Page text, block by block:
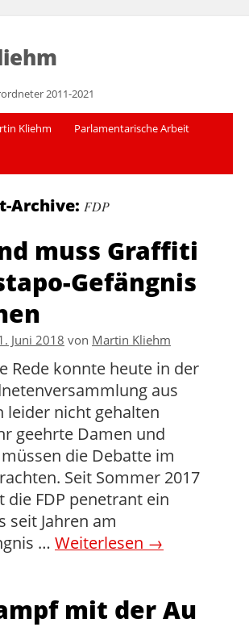
2011-2021
Kliehm Parlamentarische Arbeit
Archive: FDP
muss Graffiti
Gefängnis
Juni 2018 von Martin Kliehm
Rede konnte heute in der
aus
leider nicht gehalten
geehrte Damen und
die Debatte im
Seit Sommer 2017
FDP penetrant ein
seit Jahren am
… Weiterlesen →
mit der Au